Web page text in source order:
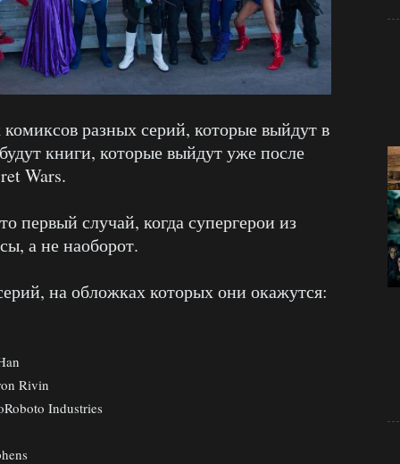
разных серий, которые выйдут в
книги, которые выйдут уже после
Wars.
первый случай, когда супергерои из
а не наоборот.
на обложках которых они окажутся:
Rivin
Industries